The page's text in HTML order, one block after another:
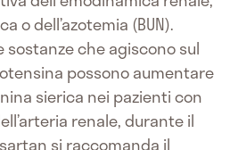
o dell’azotemia (BUN).
sostanze che agiscono sul
possono aumentare
sierica nei pazienti con
renale, durante il
si raccomanda il